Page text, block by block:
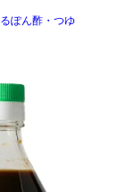
ぽん酢・つゆ